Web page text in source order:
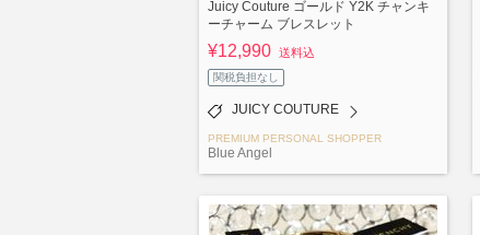
Juicy Couture ゴールド Y2K チャンキ
ーチャーム ブレスレット
¥12,990 送料込
関税負担なし
JUICY COUTURE
PREMIUM PERSONAL SHOPPER
Blue Angel